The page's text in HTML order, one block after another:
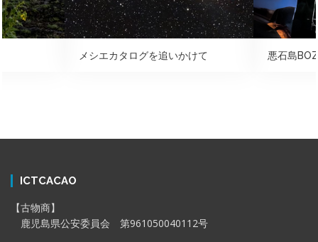
メシエカタログを追いかけて 悪石島
ICTCACAO
【古物商】
鹿児島県公安委員会 第961050040112号